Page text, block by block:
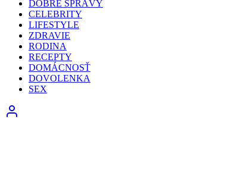
DOBRÉ SPRÁVY
CELEBRITY
LIFESTYLE
ZDRAVIE
RODINA
RECEPTY
DOMÁCNOSŤ
DOVOLENKA
SEX